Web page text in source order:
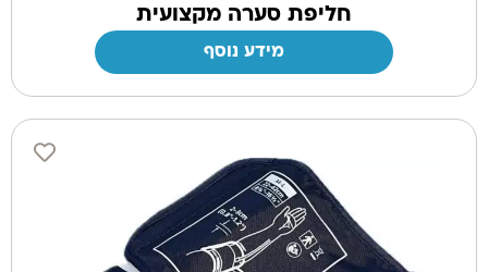
חליפת סערה מקצועית
מידע נוסף